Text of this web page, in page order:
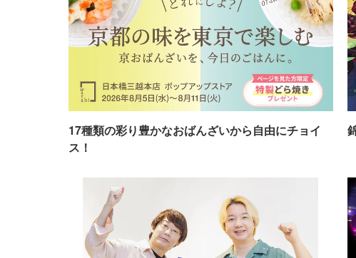
17種類の彩り豊かなおばんざいから自由にチョイ
ス！